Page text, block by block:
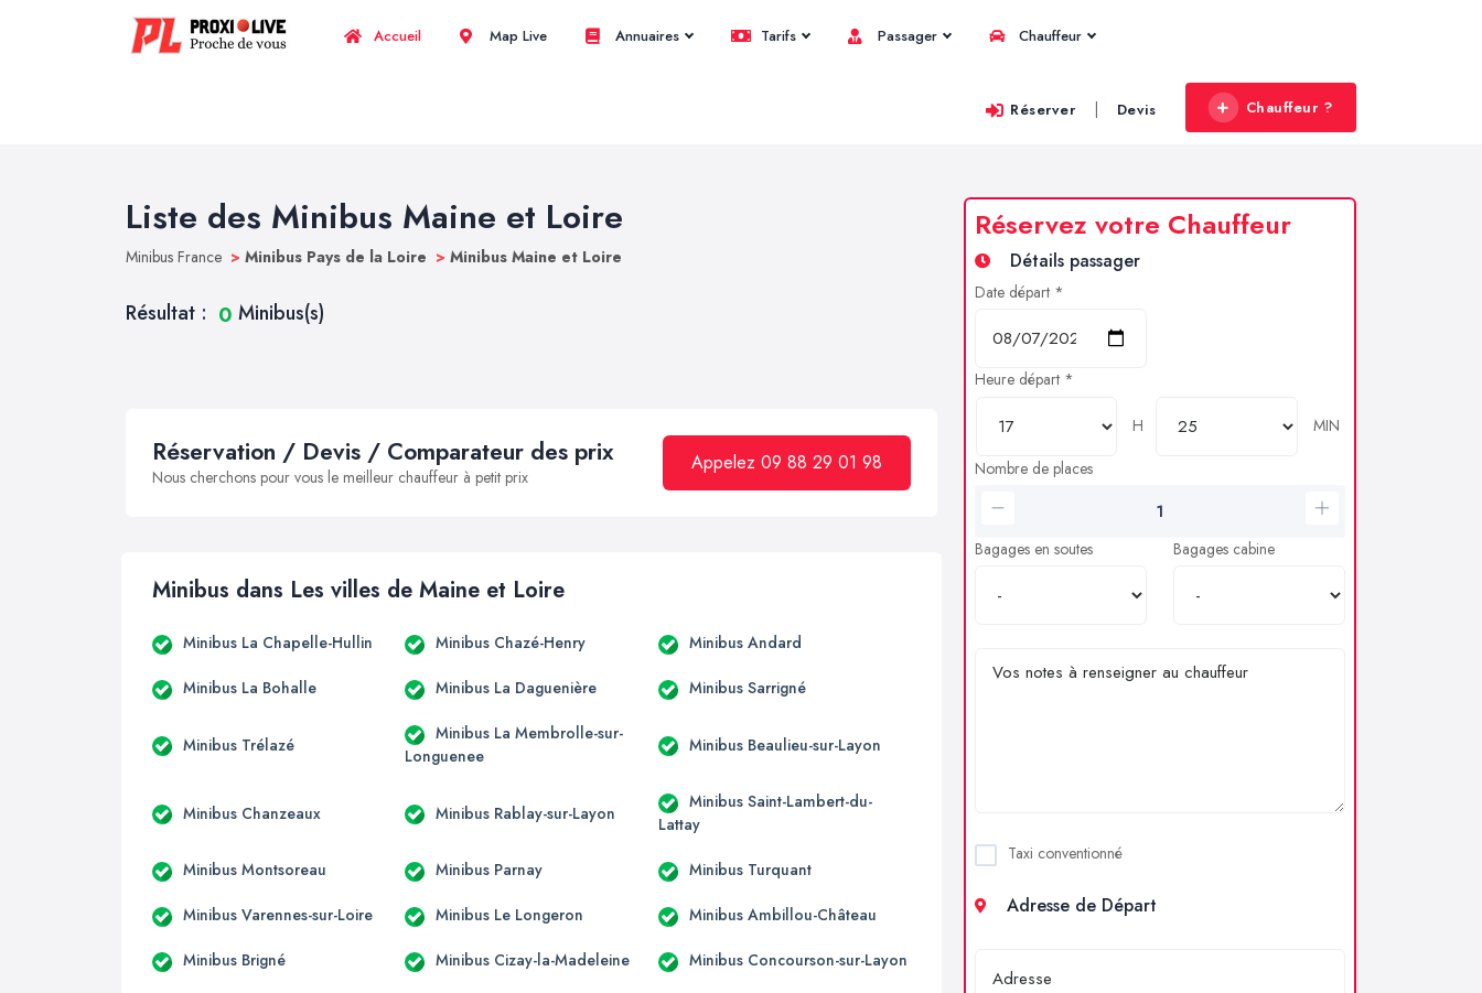
Accueil Map Live Annuaires Tarifs Passager Chauffeur
Réserver | Devis Chauffeur ?
Liste des Minibus Maine et Loire
Minibus France > Minibus Pays de la Loire > Minibus Maine et Loire
Résultat : 0 Minibus(s)
Réservation / Devis / Comparateur des prix
Nous cherchons pour vous le meilleur chauffeur à petit prix
Appelez 09 88 29 01 98
Minibus dans Les villes de Maine et Loire
Minibus La Chapelle-Hullin Minibus Chazé-Henry Minibus Andard
Minibus La Bohalle Minibus La Daguenière Minibus Sarrigné
Minibus Trélazé
Minibus La Membrolle-sur-
Longuenee
Minibus Beaulieu-sur-Layon
Minibus Chanzeaux Minibus Rablay-sur-Layon
Minibus Saint-Lambert-du-
Lattay
Minibus Montsoreau Minibus Parnay Minibus Turquant
Minibus Varennes-sur-Loire Minibus Le Longeron Minibus Ambillou-Château
Minibus Brigné Minibus Cizay-la-Madeleine Minibus Concourson-sur-Layon
Réservez votre Chauffeur
Détails passager
Date départ *
Heure départ *
H
MIN
Nombre de places
Bagages en soutes Bagages cabine
Taxi conventionné
Adresse de Départ